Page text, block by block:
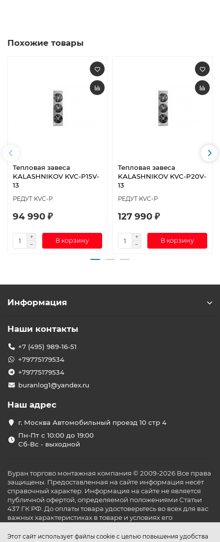
Похожие товары
Тепловая завеса
KALASHNIKOV KVC-P15V-
13
РЕДУТ KVC-P
94 990 ₽
В корзину
Тепловая завеса
KALASHNIKOV KVC-P20V-
13
РЕДУТ KVC-P
127 990 ₽
В корзину
Этот сайт использует файлы cookie с целью повышения удобства
Информация
Наши контакты
+7 (495) 989-16-51
+79775179534
+79775179534
buranlog1@yandex.ru
Наш адрес
г. Москва Автомобильный проезд 10 стр 4
Пн-Пт с 10:00 до 19:00
Сб-Вс - выходной
Буран торгово монтажная компания © 2009-2026 Все права
защищены. Предоставленная на сайте информация несёт
справочный характер. Информация на сайте не является
публичной офертой, определяемой положениями Статьи
437 ГК РФ. До оплаты товара удостоверьтесь во всех для вас
важных характеристиках в товаре и условиях его